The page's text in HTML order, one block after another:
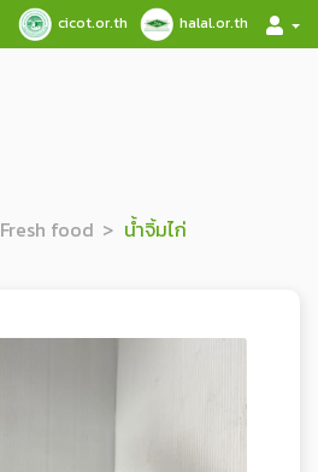
cicot.or.th halal.or.th
Fresh food น้ำจิ้มไก่